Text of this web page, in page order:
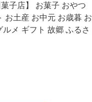
子店】 お菓子 おやつ
お土産 お中元 お歳暮 お
メ ギフト 故郷 ふるさ